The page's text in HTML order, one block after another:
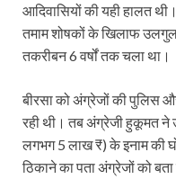
आदिवासियों की यही हालत
तमाम शोषकों के खिलाफ
तकरीबन 6 वर्षों तक चला था।
बीरसा को अंग्रेजों की पुलिस
रही थी। तब अंग्रेजी हुकूमत ने
लगभग 5 लाख ₹) के इनाम की
ठिकाने का पता अंग्रेजों को